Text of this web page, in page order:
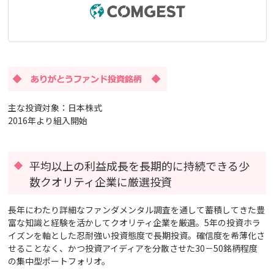
主な投資対象：日本株式
2016年より組入開始
平均以上の利益成長を長期的に持続できる少
数クオリティ企業に厳選投資
長年にわたり詳細なファンダメンタル調査を通して蓄積してきた豊
富な知識と経験を活かしてクオリティ企業を厳選。5年の投資ホラ
イズンを軸とした忍耐強い投資態度で長期投資。確信度を希薄化さ
せることなく、かつ投資アイディアを分散させた30－50銘柄程度
の集中型ポートフォリオ。